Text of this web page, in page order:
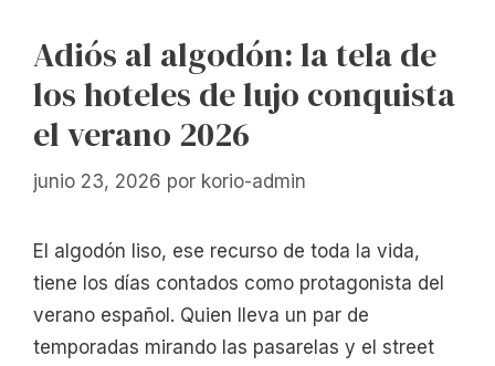
Adiós al algodón: la tela de
los hoteles de lujo conquista
el verano 2026
junio 23, 2026 por korio-admin
El algodón liso, ese recurso de toda la vida,
tiene los días contados como protagonista del
verano español. Quien lleva un par de
temporadas mirando las pasarelas y el street